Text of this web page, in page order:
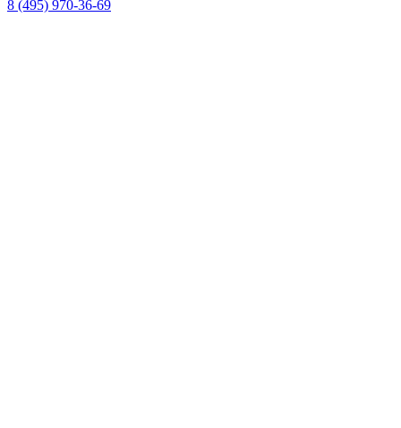
8 (495) 970-36-69